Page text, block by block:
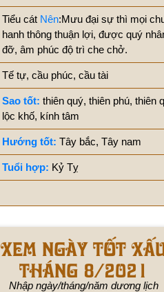
Tiểu cát Nên:Mưu đại sự thì mọi
hanh thông thuận lợi, được quý
đỡ, âm phúc độ trì che chở.
Tế tự, cầu phúc, cầu tài
Sao tốt: thiên quý, thiên phú, thiên
lộc khố, kính tâm
Hướng tốt: Tây bắc, Tây nam
Tuổi hợp: Kỷ Tỵ
Xem ngày tốt
tháng 8/2021
Nhập ngày/tháng/năm dương lịch